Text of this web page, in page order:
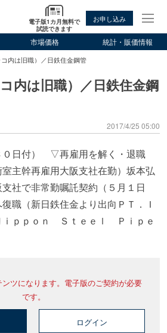
電子版1カ月無料で
試読できます
お申し込み
市場価格 統計・販価情報
内は旧職）／日鉄住金鋼管
内は旧職）／日鉄住金鋼
2017/4/25 05:00
０日付） ▽再雇用を解く・退職
室主幹再雇用大阪支社在勤）坂本弘
社で非常勤嘱託契約（５月１日
（新日鉄住金より出向ＰＴ．Ｉ
ｐｐｏｎ Ｓｔｅｅｌ Ｐｉｐｅ
ツになります。電子版のご契約が必要
です。
ログイン